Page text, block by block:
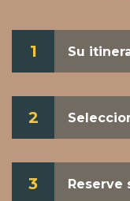
1 Su
2
3 Reserve